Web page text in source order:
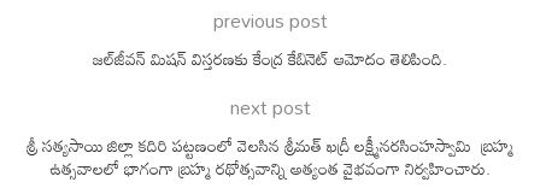
previous post
జల్‌జీవన్‌ మిషన్‌ విస్తరణకు కేంద్ర కేబినెట్ ఆమోదం తెలిపింది.
next post
శ్రీ సత్యసాయి జిల్లా కదిరి పట్టణంలో వెలసిన శ్రీమత్ ఖద్రీ లక్ష్మీనరసింహస్వామి బ్రహ్మ
ఉత్సవాలలో భాగంగా బ్రహ్మ రథోత్సవాన్ని అత్యంత వైభవంగా నిర్వహించారు.